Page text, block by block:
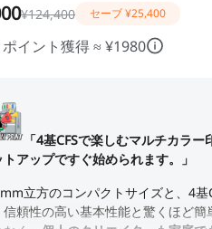
¥124,400 セーブ¥25,400
イント獲得 ≈ ¥1980